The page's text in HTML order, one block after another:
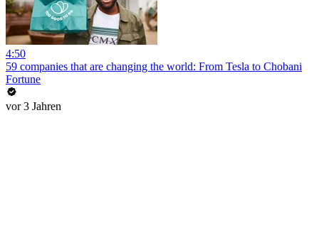
4:50
59 companies that are changing the world: From Tesla to Chobani
Fortune
vor 3 Jahren